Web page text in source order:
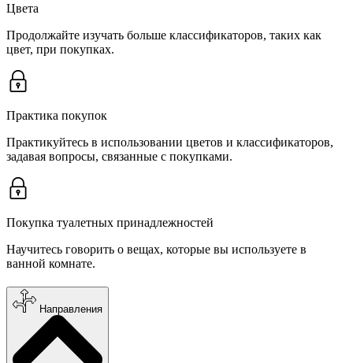
Цвета
Продолжайте изучать больше классификаторов, таких как
цвет, при покупках.
Практика покупок
Практикуйтесь в использовании цветов и классификаторов,
задавая вопросы, связанные с покупками.
Покупка туалетных принадлежностей
Научитесь говорить о вещах, которые вы используете в
ванной комнате.
Направления